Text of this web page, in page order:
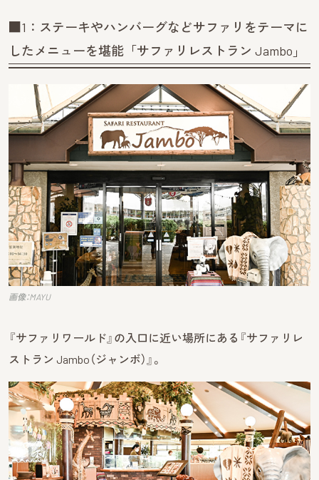
■1：ステーキやハンバーグなどサファリをテーマに
したメニューを堪能「サファリレストラン Jambo」
画像：MAYU
『サファリワールド』の入口に近い場所にある『サファリレ
ストラン Jambo（ジャンボ）』。